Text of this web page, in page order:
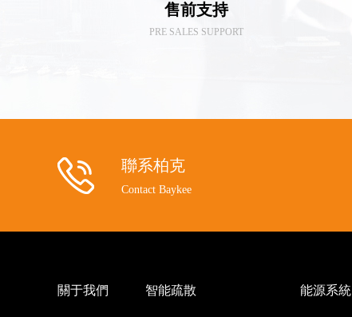
售前支持
PRE SALES SUPPORT
聯系柏克
Contact Baykee
關于我們 智能疏散 能源系統